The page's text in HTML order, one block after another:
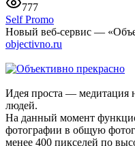
777
Self Promo
Новый веб-сервис —
objectivno.ru
Идея проста — медитация
людей.
На данный момент
фотографии в общую
менее 400 пикселей по